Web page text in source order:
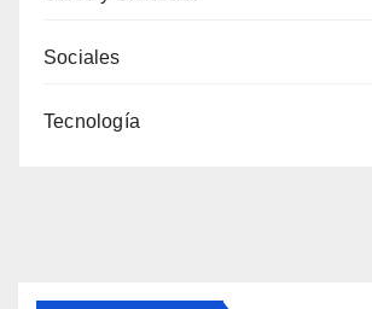
Sociales
Tecnología